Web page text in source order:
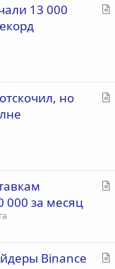
яС
13 000
С
но
С
я
000 за месяц
С
Binance